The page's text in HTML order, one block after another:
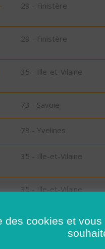
29 - Finistère
29 - Finistère
35 - Ille-et-Vilaine
73 - Savoie
78 - Yvelines
35 - Ille-et-Vilaine
35 - Ille-et-Vilaine
29 - Finistère
des cookies et